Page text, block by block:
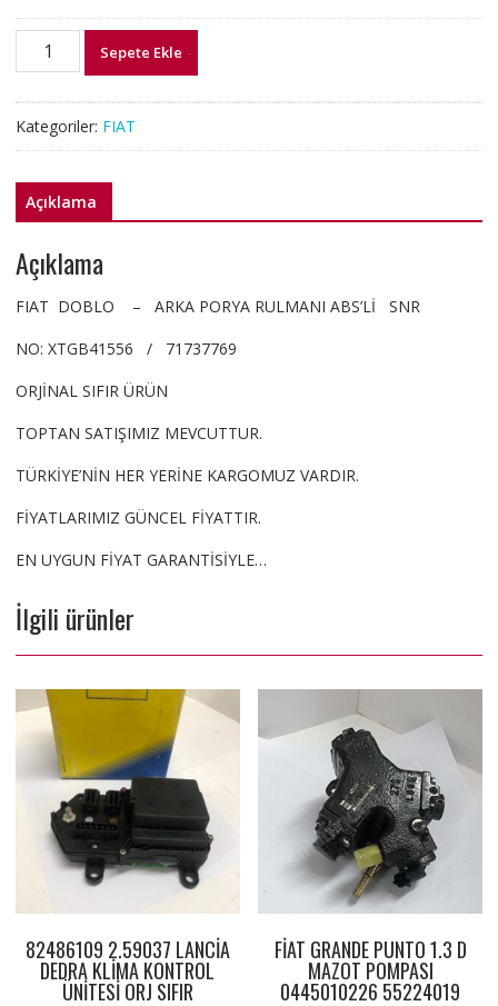
XTGB41556
RULMANLI
71737769
ORJ
adet
Sepete Ekle
Kategoriler: FIAT
Açıklama
Açıklama
FIAT DOBLO – ARKA PORYA RULMANI ABS’Lİ SNR
NO: XTGB41556 / 71737769
ORJİNAL SIFIR ÜRÜN
TOPTAN SATIŞIMIZ MEVCUTTUR.
TÜRKİYE’NİN HER YERİNE KARGOMUZ VARDIR.
FİYATLARIMIZ GÜNCEL FİYATTIR.
EN UYGUN FİYAT GARANTİSİYLE…
İlgili ürünler
82486109 2.59037 LANCİA
DEDRA KLİMA KONTROL
ÜNİTESİ ORJ SIFIR
FİAT GRANDE PUNTO 1.3 D
MAZOT POMPASI
0445010226 55224019